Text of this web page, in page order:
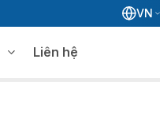
VN
Liên hệ